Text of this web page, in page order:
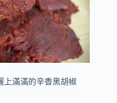
上滿滿的辛香黑胡椒